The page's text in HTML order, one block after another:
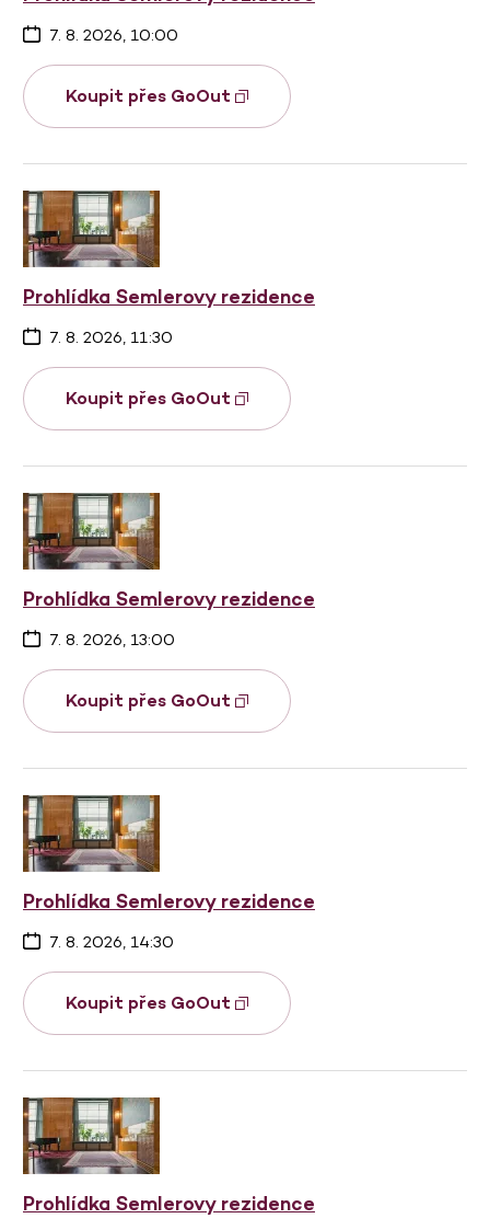
7. 8. 2026, 10:00
Koupit přes GoOut
Prohlídka Semlerovy rezidence
7. 8. 2026, 11:30
Koupit přes GoOut
Prohlídka Semlerovy rezidence
7. 8. 2026, 13:00
Koupit přes GoOut
Prohlídka Semlerovy rezidence
7. 8. 2026, 14:30
Koupit přes GoOut
Prohlídka Semlerovy rezidence